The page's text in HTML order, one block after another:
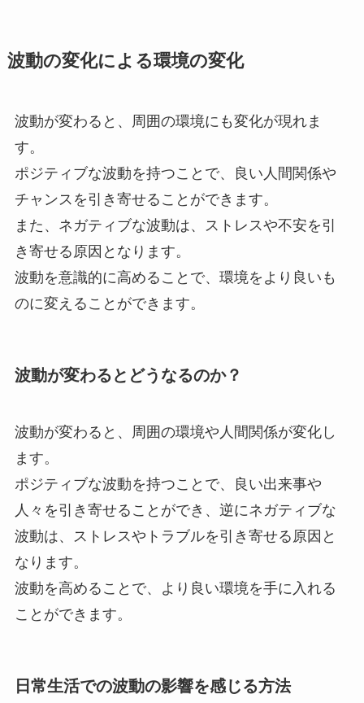
波動の変化による環境の変化
波動が変わると、周囲の環境にも変化が現れま
す。
ポジティブな波動を持つことで、良い人間関係や
チャンスを引き寄せることができます。
また、ネガティブな波動は、ストレスや不安を引
き寄せる原因となります。
波動を意識的に高めることで、環境をより良いも
のに変えることができます。
波動が変わるとどうなるのか？
波動が変わると、周囲の環境や人間関係が変化し
ます。
ポジティブな波動を持つことで、良い出来事や
人々を引き寄せることができ、逆にネガティブな
波動は、ストレスやトラブルを引き寄せる原因と
なります。
波動を高めることで、より良い環境を手に入れる
ことができます。
日常生活での波動の影響を感じる方法